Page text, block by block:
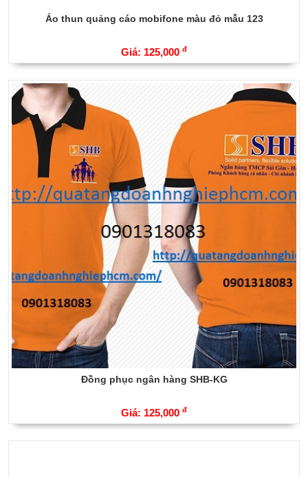
Áo thun quảng cáo mobifone màu đỏ mẫu 123
Giá: 125,000 đ
Đồng phục ngân hàng SHB-KG
Giá: 125,000 đ